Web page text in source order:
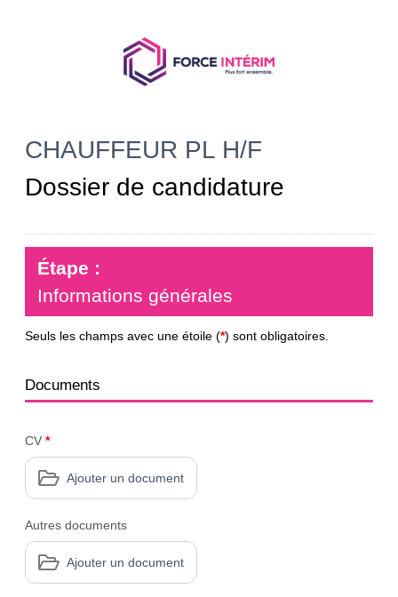
CHAUFFEUR PL H/F
Dossier de candidature
Étape :
Informations générales
Seuls les champs avec une étoile (*) sont obligatoires.
Documents
CV *
Ajouter un document
Autres documents
Ajouter un document